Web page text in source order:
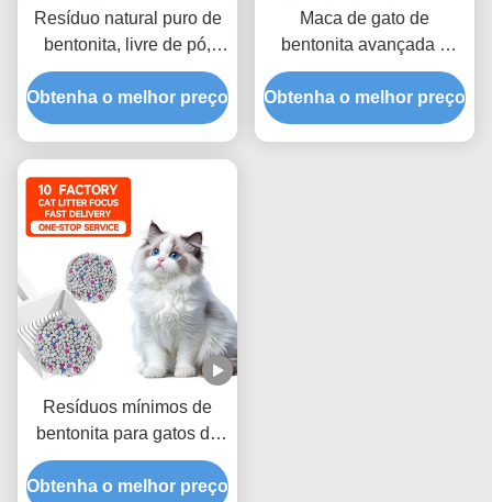
Resíduo natural puro de
bentonita, livre de pó,
para gatos, com
aglomeração rápida e
fórmula de baixo
Obtenha o melhor preço
Maca de gato de
bentonita avançada e
ecológica, livre de poeira,
com forte capacidade de
aglomeração e excelente
Obtenha o melhor preço
Resíduos mínimos de
bentonita para gatos de
baixa poluição com
absorção rápida de
Obtenha o melhor preço